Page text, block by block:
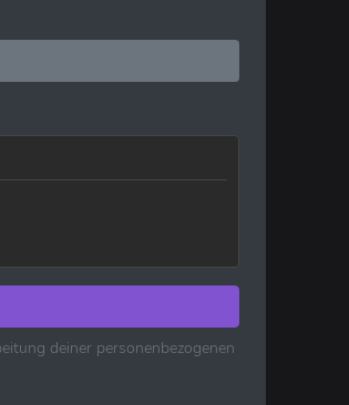
deiner personenbezogenen